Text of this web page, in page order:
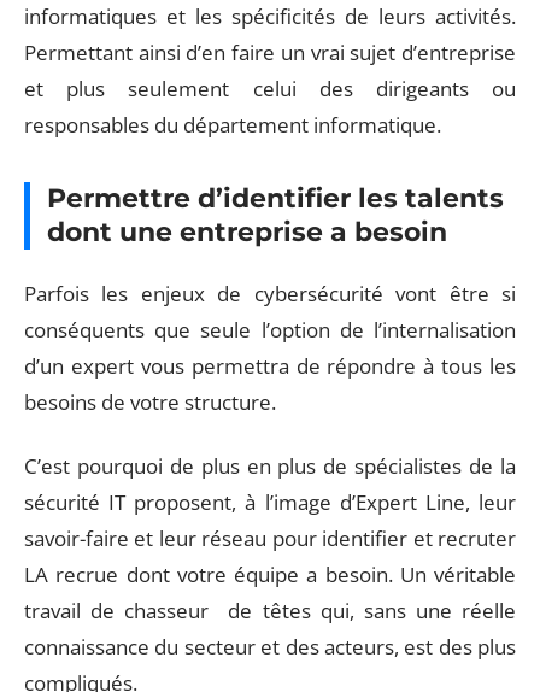
informatiques et les spécificités de leurs activités.
Permettant ainsi d’en faire un vrai sujet d’entreprise
et plus seulement celui des dirigeants ou
responsables du département informatique.
Permettre d’identifier les talents
dont une entreprise a besoin
Parfois les enjeux de cybersécurité vont être si
conséquents que seule l’option de l’internalisation
d’un expert vous permettra de répondre à tous les
besoins de votre structure.
C’est pourquoi de plus en plus de spécialistes de la
sécurité IT proposent, à l’image d’Expert Line, leur
savoir-faire et leur réseau pour identifier et recruter
LA recrue dont votre équipe a besoin. Un véritable
travail de chasseur de têtes qui, sans une réelle
connaissance du secteur et des acteurs, est des plus
compliqués.